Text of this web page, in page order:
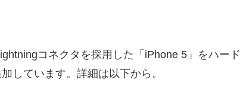
コネクタを採用した「iPhone 5」をハード
しています。詳細は以下から。